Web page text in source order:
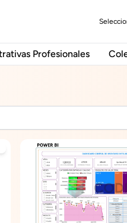
Profesionales